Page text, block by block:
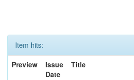
Item hits:
Preview
Issue
Date
Title